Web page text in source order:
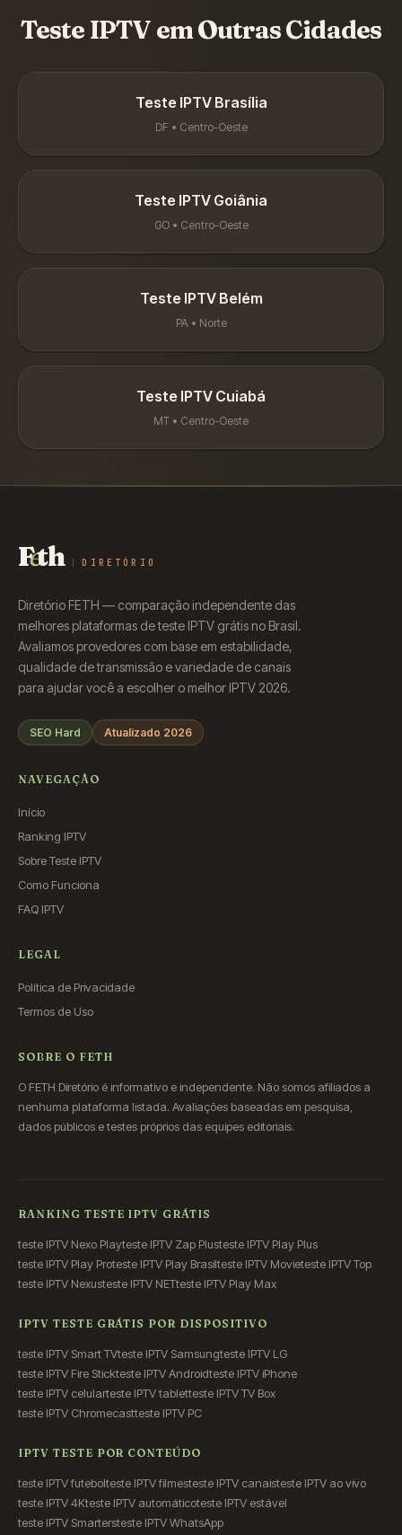
Teste IPTV em Outras Cidades
Teste IPTV Brasília
DF • Centro-Oeste
Teste IPTV Goiânia
GO• Centro-Oeste
Teste IPTV Belém
PA • Norte
Teste IPTV Cuiabá
MT • Centro-Oeste
Feth DIRETÓRIO
Diretório FETH — comparação independente das
melhores plataformas de teste IPTV grátis no Brasil.
Avaliamos provedores com base em estabilidade,
qualidade de transmissão e variedade de canais
para ajudar você a escolher o melhor IPTV 2026.
SEO Hard Atualizado 2026
NAVEGAÇÃO
Início
Ranking IPTV
Sobre Teste IPTV
Como Funciona
FAQ IPTV
LEGAL
Política de Privacidade
Termos de Uso
SOBRE O FETH
O FETH Diretório é informativo e independente. Não somos afiliados a
nenhuma plataforma listada. Avaliações baseadas em pesquisa,
dados públicos e testes próprios das equipes editoriais.
RANKING TESTE IPTV GRÁTIS
teste IPTV Nexo Playteste IPTV Zap Plusteste IPTV Play Plus
teste IPTV Play Proteste IPTV Play Brasilteste IPTV Movieteste IPTV Top
teste IPTV Nexusteste IPTV NETteste IPTV Play Max
IPTV TESTE GRÁTIS POR DISPOSITIVO
teste IPTV Smart TVteste IPTV Samsungteste IPTV LG
teste IPTV Fire Stickteste IPTV Androidteste IPTV iPhone
teste IPTV celularteste IPTV tabletteste IPTV TV Box
teste IPTV Chromecastteste IPTV PC
IPTV TESTE POR CONTEÚDO
teste IPTV futebolteste IPTV filmesteste IPTV canaisteste IPTV ao vivo
teste IPTV 4Kteste IPTV automáticoteste IPTV estável
teste IPTV Smartersteste IPTV WhatsApp